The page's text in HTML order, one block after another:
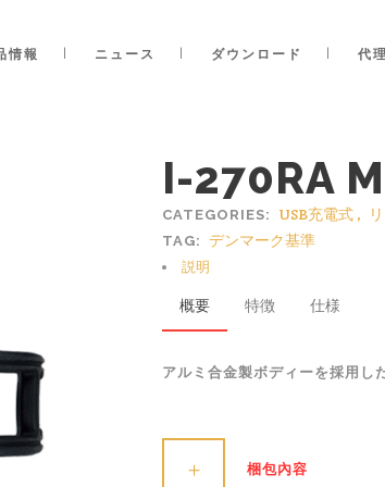
情報 ニュース ダウンロード 代
I-270RA
CATEGORIES: USB充電式 ,
TAG: デンマーク基準
説明
概要 特徴 仕様
アルミ合金製ボディーを採用し
梱包內容